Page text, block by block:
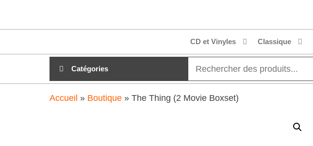
clubdial.fr
CD et Vinyles Classique
Catégories
Accueil » Boutique » The Thing (2 Movie Boxset)